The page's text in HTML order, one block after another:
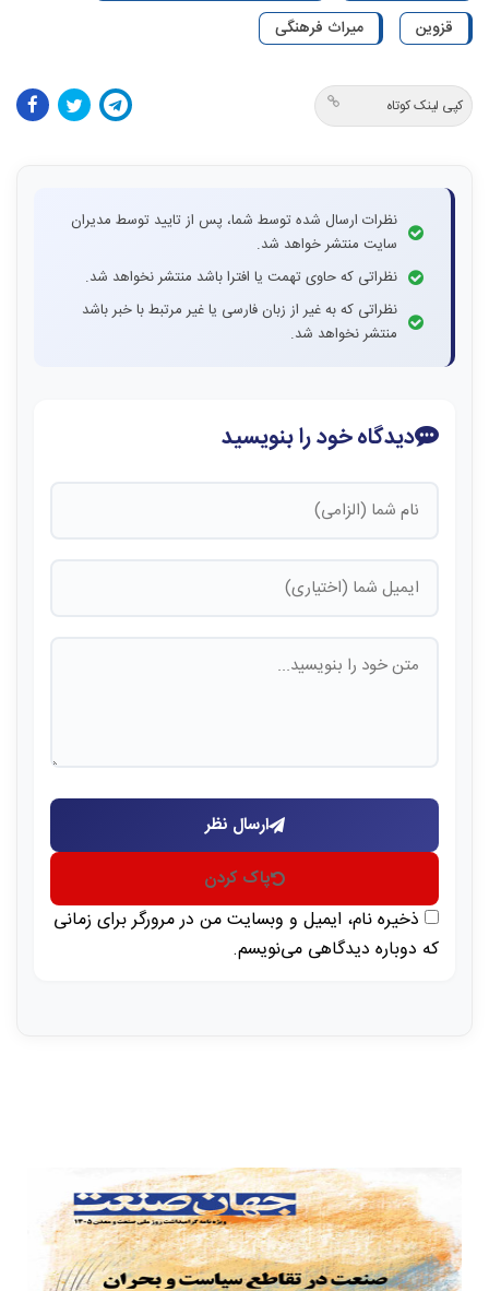
قزوین
میراث فرهنگی
کپی لینک کوتاه
نظرات ارسال شده توسط شما، پس از تایید توسط مدیران
سایت منتشر خواهد شد.
نظراتی که حاوی تهمت یا افترا باشد منتشر نخواهد شد.
نظراتی که به غیر از زبان فارسی یا غیر مرتبط با خبر باشد
منتشر نخواهد شد.
دیدگاه خود را بنویسید
ارسال نظر
پاک کردن
ذخیره نام، ایمیل و وبسایت من در مرورگر برای زمانی
که دوباره دیدگاهی می‌نویسم.